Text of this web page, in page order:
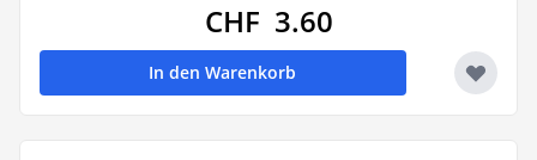
CHF 3.60
In den Warenkorb